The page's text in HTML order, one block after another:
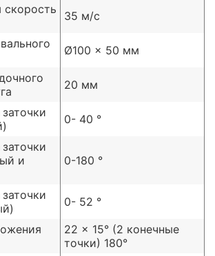
35 м/с
Ø100 x 50 мм
20 мм
0- 40 °
и
0-180 °
0- 52 °
22 x 15° (2 конечные
точки) 180°